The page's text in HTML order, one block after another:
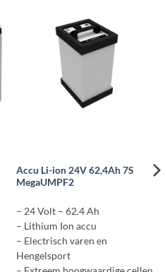
Accu Li-ion 24V 62,4Ah 7S
MegaUMPF2
– 24 Volt – 62.4 Ah
– Lithium Ion accu
– Electrisch varen en
Hengelsport